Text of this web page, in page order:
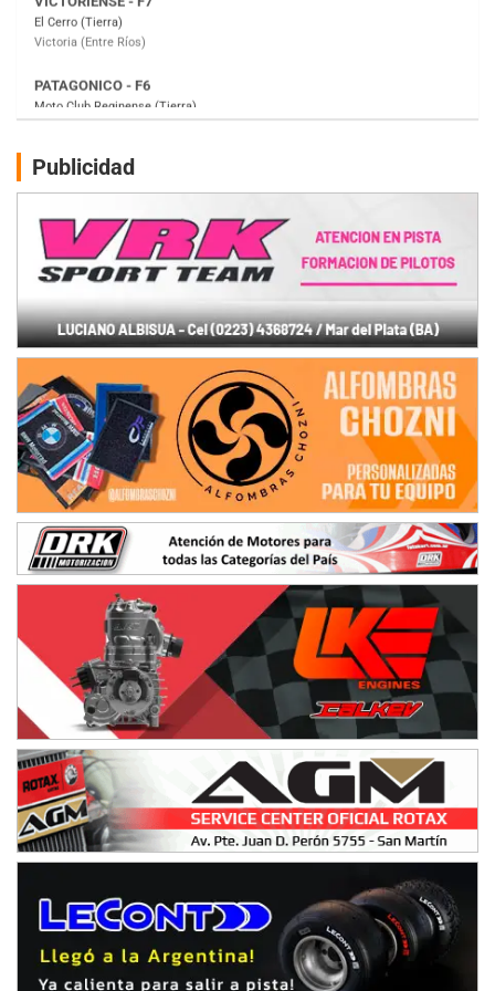
Gral. E. Godoy (Río Negro)
Juventud Unida (Tierra)
Humboldt (Santa Fe)
Ciudad de Avellaneda (Asfalto)
Avellaneda (Santa Fe)
SUR SANTAFESINO - F4
José Samuel Sánchez (Tierra)
Rufino (Santa Fe)
TUCUMANO - F5
Juan Navarro (Asfalto)
El Timbó (Tucumán)
COBERTURA ESPECIAL DE E-KART.COM.AR
08/09-AGO
IAME SERIES ARGENTINA 6
Ramiro Tot (Asfalto)
Baradero (Buenos Aires)
KDO - F6
Ciudad de Trenque Lauquen (Asfalto)
Trenque Lauquen (Buenos Aires)
ENTRERRIANO - F6 (POSTERGADA)
Parque de la Velocidad (Asfalto)
Villaguay (Entre Ríos)
VICTORIENSE - F7
El Cerro (Tierra)
Victoria (Entre Ríos)
PATAGONICO - F6
Moto Club Reginense (Tierra)
Gral. E. Godoy (Río Negro)
Juventud Unida (Tierra)
Humboldt (Santa Fe)
NORESTE SANTAFESINO - F6
Ciudad de Avellaneda (Asfalto)
Publicidad